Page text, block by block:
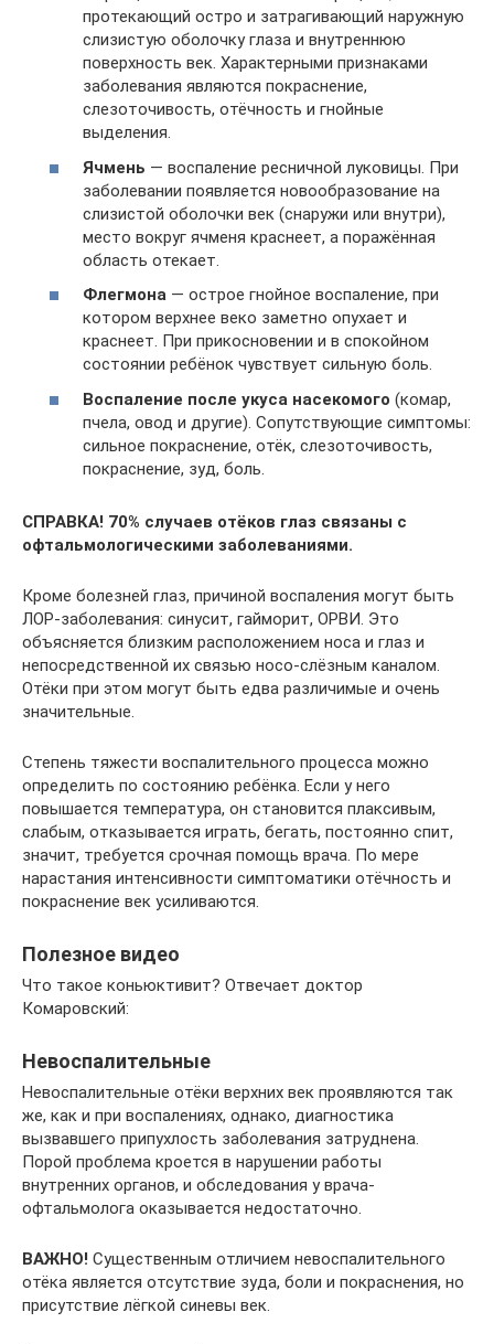
протекающий остро и затрагивающий наружную
слизистую оболочку глаза и внутреннюю
поверхность век. Характерными признаками
заболевания являются покраснение,
слезоточивость, отёчность и гнойные
выделения.
Ячмень — воспаление ресничной луковицы. При
заболевании появляется новообразование на
слизистой оболочки век (снаружи или внутри),
место вокруг ячменя краснеет, а поражённая
область отекает.
Флегмона — острое гнойное воспаление, при
котором верхнее веко заметно опухает и
краснеет. При прикосновении и в спокойном
состоянии ребёнок чувствует сильную боль.
Воспаление после укуса насекомого (комар,
пчела, овод и другие). Сопутствующие симптомы:
сильное покраснение, отёк, слезоточивость,
покраснение, зуд, боль.
СПРАВКА! 70% случаев отёков глаз связаны с
офтальмологическими заболеваниями.
Кроме болезней глаз, причиной воспаления могут быть
ЛОР-заболевания: синусит, гайморит, ОРВИ. Это
объясняется близким расположением носа и глаз и
непосредственной их связью носо-слёзным каналом.
Отёки при этом могут быть едва различимые и очень
значительные.
Степень тяжести воспалительного процесса можно
определить по состоянию ребёнка. Если у него
повышается температура, он становится плаксивым,
слабым, отказывается играть, бегать, постоянно спит,
значит, требуется срочная помощь врача. По мере
нарастания интенсивности симптоматики отёчность и
покраснение век усиливаются.
Полезное видео
Что такое коньюктивит? Отвечает доктор
Комаровский:
Невоспалительные
Невоспалительные отёки верхних век проявляются так
же, как и при воспалениях, однако, диагностика
вызвавшего припухлость заболевания затруднена.
Порой проблема кроется в нарушении работы
внутренних органов, и обследования у врача-
офтальмолога оказывается недостаточно.
ВАЖНО! Существенным отличием невоспалительного
отёка является отсутствие зуда, боли и покраснения, но
присутствие лёгкой синевы век.